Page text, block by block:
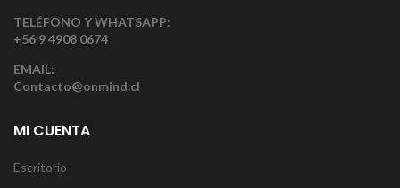
TELÉFONO Y WHATSAPP:
+56 9 4908 0674
EMAIL:
Contacto@onmind.cl
MI CUENTA
Escritorio